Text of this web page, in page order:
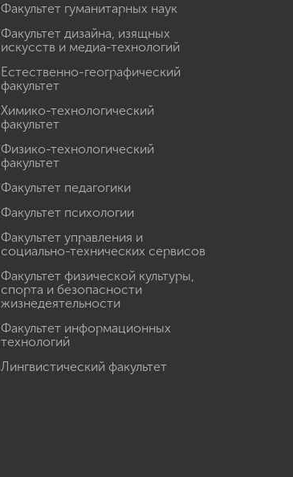
Факультет гуманитарных наук
Факультет дизайна, изящных
искусств и медиа-технологий
Естественно-географический
факультет
Химико-технологический
факультет
Физико-технологический
факультет
Факультет педагогики
Факультет психологии
Факультет управления и
социально-технических сервисов
Факультет физической культуры,
спорта и безопасности
жизнедеятельности
Факультет информационных
технологий
Лингвистический факультет